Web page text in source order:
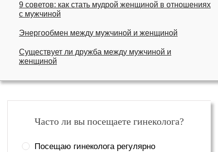
9 советов: как стать мудрой женщиной в отношениях
с мужчиной
Энергообмен между мужчиной и женщиной
Существует ли дружба между мужчиной и
женщиной
Часто ли вы посещаете гинеколога?
Посещаю гинеколога регулярно